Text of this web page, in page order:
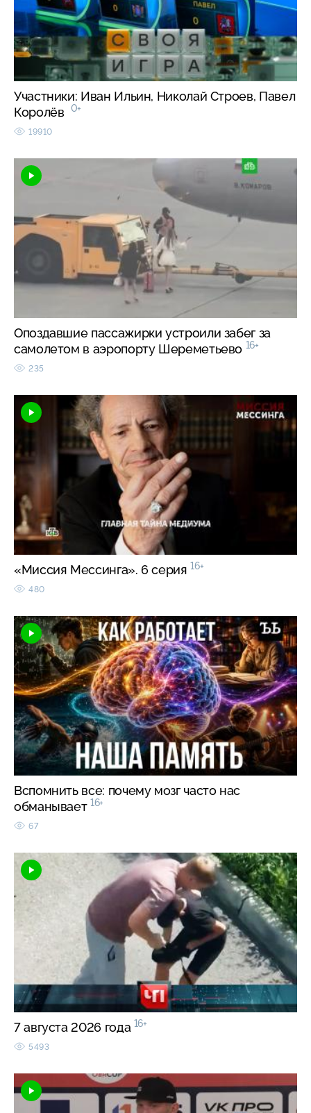
Участники: Иван Ильин, Николай Строев, Павел
Королёв
0+
19910
Опоздавшие пассажирки устроили забег за
самолетом в аэропорту Шереметьево 16+
235
«Миссия Мессинга». 6 серия 16+
480
Вспомнить все: почему мозг часто нас
обманывает 16+
67
7 августа 2026 года 16+
5493